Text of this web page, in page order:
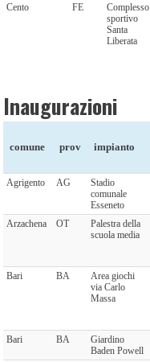
Cento FE
Complesso
sportivo
Santa
Liberata
Inaugurazioni
comune prov impianto
Agrigento AG
Stadio
comunale
Esseneto
Arzachena OT
Palestra della
scuola media
Bari BA
Area giochi
via Carlo
Massa
Bari BA
Giardino
Baden Powell